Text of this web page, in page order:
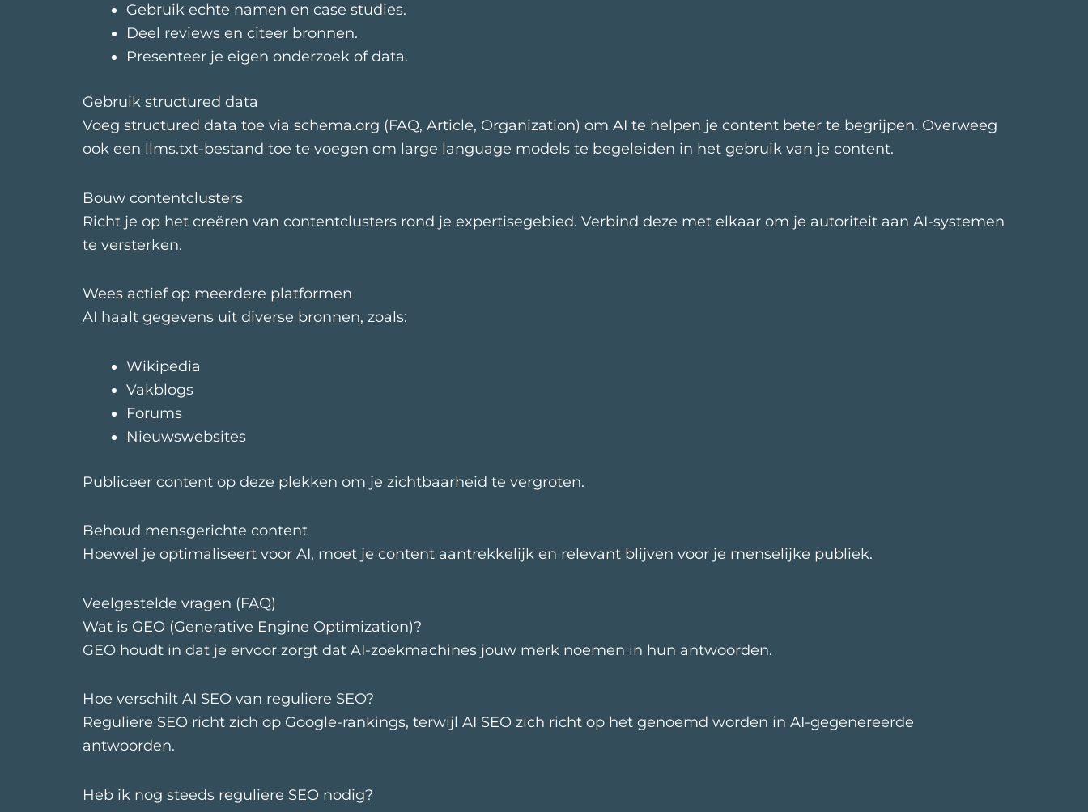
Gebruik echte namen en case studies.
Deel reviews en citeer bronnen.
Presenteer je eigen onderzoek of data.
Gebruik structured data
Voeg structured data toe via schema.org (FAQ, Article, Organization) om AI te helpen je content beter te begrijpen. Overweeg
ook een llms.txt-bestand toe te voegen om large language models te begeleiden in het gebruik van je content.
Bouw contentclusters
Richt je op het creëren van contentclusters rond je expertisegebied. Verbind deze met elkaar om je autoriteit aan AI-systemen
te versterken.
Wees actief op meerdere platformen
AI haalt gegevens uit diverse bronnen, zoals:
Wikipedia
Vakblogs
Forums
Nieuwswebsites
Publiceer content op deze plekken om je zichtbaarheid te vergroten.
Behoud mensgerichte content
Hoewel je optimaliseert voor AI, moet je content aantrekkelijk en relevant blijven voor je menselijke publiek.
Veelgestelde vragen (FAQ)
Wat is GEO (Generative Engine Optimization)?
GEO houdt in dat je ervoor zorgt dat AI-zoekmachines jouw merk noemen in hun antwoorden.
Hoe verschilt AI SEO van reguliere SEO?
Reguliere SEO richt zich op Google-rankings, terwijl AI SEO zich richt op het genoemd worden in AI-gegenereerde
antwoorden.
Heb ik nog steeds reguliere SEO nodig?